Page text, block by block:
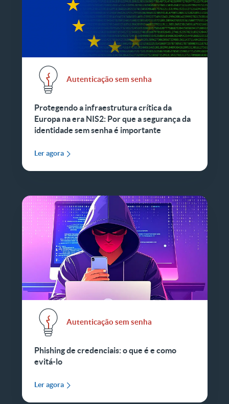
Autenticação sem senha
Protegendo a infraestrutura crítica da
Europa na era NIS2: Por que a segurança da
identidade sem senha é importante
Ler agora
Autenticação sem senha
Phishing de credenciais: o que é e como
evitá-lo
Ler agora